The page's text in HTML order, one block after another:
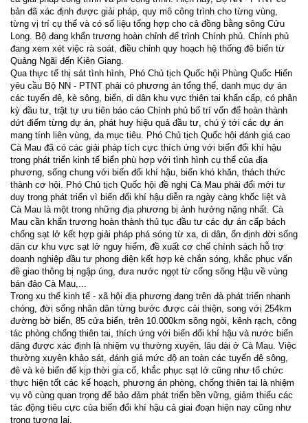
bản đã xác định được giải pháp, quy mô công trình cho từng vùng,
từng vị trí cụ thể và có số liệu tổng hợp cho cả đồng bằng sông Cửu
Long. Bộ đang khẩn trương hoàn chỉnh để trình Chính phủ. Chính phủ
đang xem xét việc rà soát, điều chỉnh quy hoạch hệ thống đê biển từ
Quảng Ngãi đến Kiên Giang.
Qua thực tế thị sát tình hình, Phó Chủ tịch Quốc hội Phùng Quốc Hiển
yêu cầu Bộ NN - PTNT phải có phương án tổng thể, danh mục dự án
các tuyến đê, kè sông, biển, di dân khu vực thiên tai khẩn cấp, có phân
kỳ đầu tư, trật tự ưu tiên báo cáo Chính phủ bố trí vốn để hoàn thành
dứt điểm từng dự án, phát huy hiệu quả đầu tư, chú ý tới các dự án
mang tính liên vùng, đa mục tiêu. Phó Chủ tịch Quốc hội đánh giá cao
Cà Mau đã có các giải pháp tích cực thích ứng với biến đổi khí hậu
trong phát triển kinh tế biển phù hợp với tình hình cụ thể của địa
phương, sống chung với biến đổi khí hậu, biến khó khăn, thách thức
thành cơ hội. Phó Chủ tịch Quốc hội đề nghị Cà Mau phải đổi mới tư
duy trong phát triển vì biến đổi khí hậu diễn ra ngày càng khốc liệt và
Cà Mau là một trong những địa phương bị ảnh hưởng nặng nhất. Cà
Mau cần khẩn trương hoàn thành thủ tục đầu tư các dự án cấp bách
chống sạt lở kết hợp giải pháp phá sóng từ xa, di dân, ổn định đời sống
dân cư khu vực sạt lở nguy hiểm, đề xuất cơ chế chính sách hỗ trợ
doanh nghiệp đầu tư phong điện kết hợp kè chắn sóng, khắc phục vấn
đề giao thông bị ngập úng, đưa nước ngọt từ cống sông Hậu về vùng
bán đảo Cà Mau,...
Trong xu thế kinh tế - xã hội địa phương đang trên đà phát triển nhanh
chóng, đời sống nhân dân từng bước được cải thiện, song với 254km
đường bờ biển, 85 cửa biển, trên 10.000km sông ngòi, kênh rạch, công
tác phòng chống thiên tai, thích ứng với biến đổi khí hậu và nước biển
dâng được xác định là nhiệm vụ thường xuyên, lâu dài ở Cà Mau. Việc
thường xuyên khảo sát, đánh giá mức độ an toàn các tuyến đê sông,
đê và kè biển để kịp thời gia cố, khắc phục sạt lở cũng như tổ chức
thực hiện tốt các kế hoạch, phương án phòng, chống thiên tai là nhiệm
vụ vô cùng quan trọng để bảo đảm phát triển bền vững, giảm thiểu các
tác động tiêu cực của biến đổi khí hậu cả giai đoạn hiện nay cũng như
trong tương lai.